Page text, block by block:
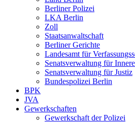
Berliner Polizei
LKA Berlin
Zoll
Staatsanwaltschaft
Berliner Gerichte
Landesamt für
Senatsverwaltung für
Senatsverwaltung für Justiz
Bundespolizei Berlin
BPK
JVA
Gewerkschaften
Gewerkschaft der Polizei